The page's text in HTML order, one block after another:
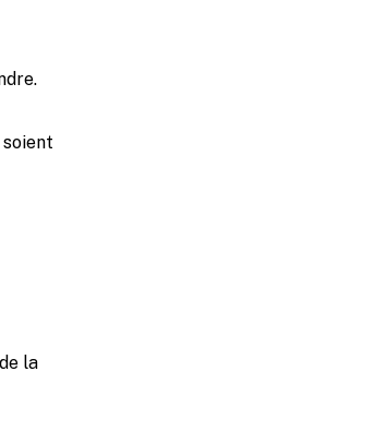
soient
la